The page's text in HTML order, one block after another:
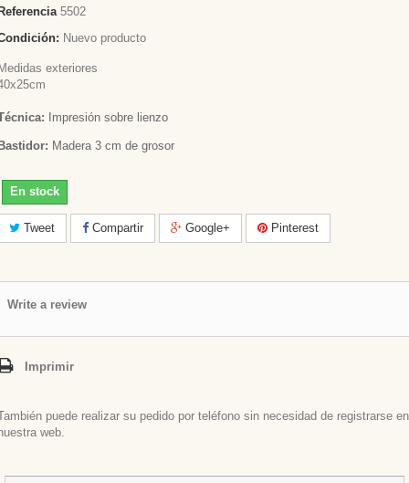
5502
Nuevo producto
exteriores
Impresión sobre lienzo
Madera 3 cm de grosor
En stock
Tweet Compartir Google+ Pinterest
Write a review
Imprimir
puede realizar su pedido por teléfono sin necesidad de registrarse en
web.